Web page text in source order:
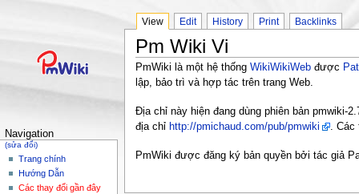
Navigation
(sửa đổi)
Trang chính
Hướng Dẫn
Các thay đổi gần đây
View Edit History Print Backlinks
Pm Wiki Vi
PmWiki là một hệ thống WikiWikiWebđược
lập, bảo trì và hợp tác trên trang Web.
Địa chỉ này hiện đang dùng phiên bản pmwiki-
địa chỉ http://pmichaud.com/pub/pmwiki . Các
PmWiki được đăng ký bản quyền bởi tác giả